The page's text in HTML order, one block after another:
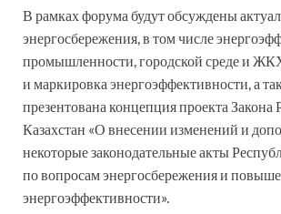
В рамках форума будут обсуждены
энергосбережения, в том числе
промышленности, городской среде и
и маркировка энергоэффективности, а
презентована концепция проекта Закона
Казахстан «О внесении изменений и
некоторые законодательные акты
по вопросам энергосбережения и
энергоэффективности».